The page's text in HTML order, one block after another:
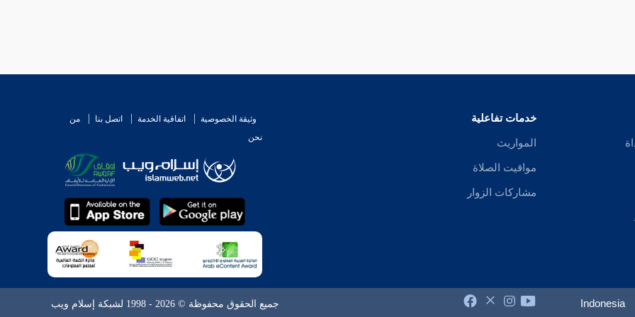
خدمات تفاعلية
المواريث
مواقيت الصلاة
مشاركات الزوار
وثيقة الخصوصية اتفاقية الخدمة اتصل بنا
من
نحن
Indonesia جميع الحقوق محفوظة © 2026 - 1998 لشبكة إسلام ويب